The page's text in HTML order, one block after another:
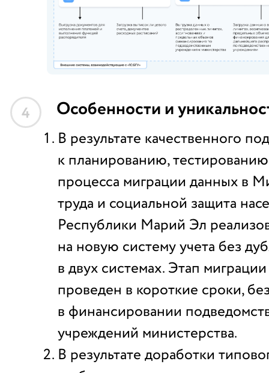
4 Особенности и
В результате качественного
к планированию,
процесса миграции данных в
труда и социальной защита
Республики Марий Эл
на новую систему учета без
в двух системах. Этап
проведен в короткие сроки,
в финансировании
учреждений министерства.
В результате доработки